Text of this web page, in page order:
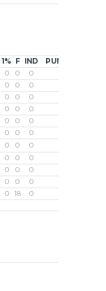
1% F IND
PUNKTY
0 0 0
0 0 0
0 0 0
0 0 0
0 0 0
0 0 0
0 0 0
0 0 0
0 0 0
0 0 0
0 18 0